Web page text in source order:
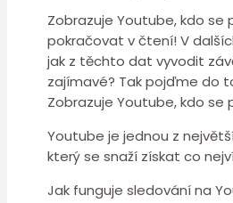
Zobrazuje Youtube, kdo
pokračovat v čtení! V
jak z těchto dat vyvodit
zajímavé? Tak pojďme do
Zobrazuje Youtube, kdo se
Youtube je jednou z
který se snaží získat co
Jak funguje sledování na